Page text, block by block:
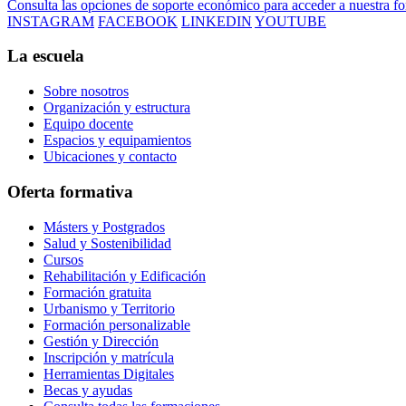
Consulta las opciones de soporte económico para acceder a nuestra
INSTAGRAM FACEBOOK LINKEDIN YOUTUBE
La escuela
Sobre nosotros
Organización y estructura
Equipo docente
Espacios y equipamientos
Ubicaciones y contacto
Oferta formativa
Másters y Postgrados
Salud y Sostenibilidad
Cursos
Rehabilitación y Edificación
Formación gratuita
Urbanismo y Territorio
Formación personalizable
Gestión y Dirección
Inscripción y matrícula
Herramientas Digitales
Becas y ayudas